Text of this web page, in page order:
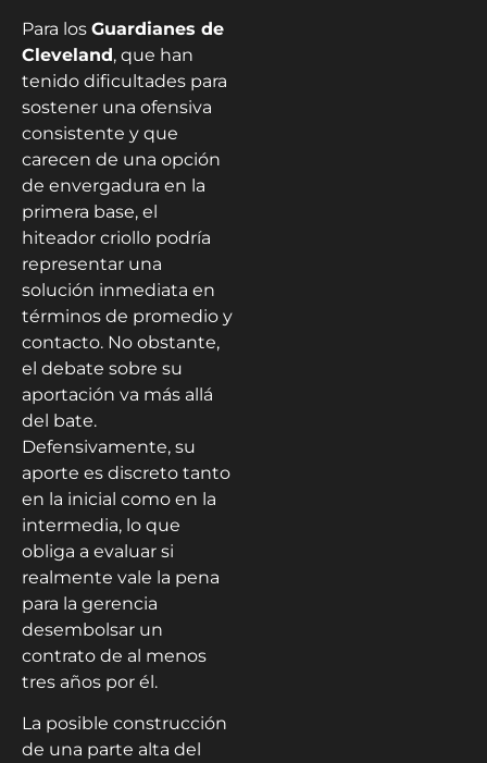
Para los Guardianes de
Cleveland, que han
tenido dificultades para
sostener una ofensiva
consistente y que
carecen de una opción
de envergadura en la
primera base, el
hiteador criollo podría
representar una
solución inmediata en
términos de promedio y
contacto. No obstante,
el debate sobre su
aportación va más allá
del bate.
Defensivamente, su
aporte es discreto tanto
en la inicial como en la
intermedia, lo que
obliga a evaluar si
realmente vale la pena
para la gerencia
desembolsar un
contrato de al menos
tres años por él.
La posible construcción
de una parte alta del